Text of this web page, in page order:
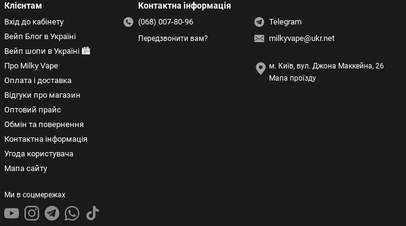
Клієнтам
Вхід до кабінету
Вейп Блог в Україні
Вейп шопи в Україні 🏙️
Про Milky Vape
Оплата і доставка
Відгуки про магазин
Оптовий прайс
Обмін та повернення
Контактна інформація
Угода користувача
Мапа сайту
Ми в соцмережах
Контактна інформація
(068) 007-80-96
Передзвонити вам?
Telegram
milkyvape@ukr.net
м. Київ, вул. Джона Маккейна, 26
Мапа проїзду